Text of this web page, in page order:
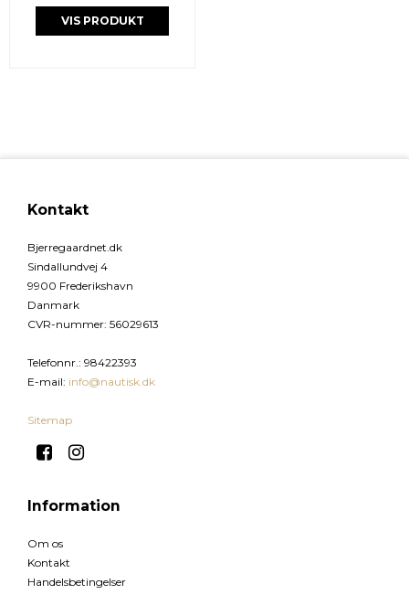
VIS PRODUKT
Kontakt
Bjerregaardnet.dk
Sindallundvej 4
9900 Frederikshavn
Danmark
CVR-nummer: 56029613
Telefonnr. : 98422393
E-mail: info@nautisk.dk
Sitemap
Information
Om os
Kontakt
Handelsbetingelser